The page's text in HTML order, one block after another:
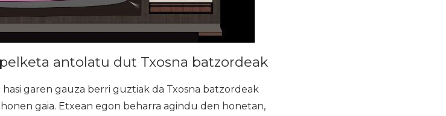
antolatu dut Txosna batzordeak
garen gauza berri guztiak da Txosna batzordeak
gaia. Etxean egon beharra agindu den honetan,